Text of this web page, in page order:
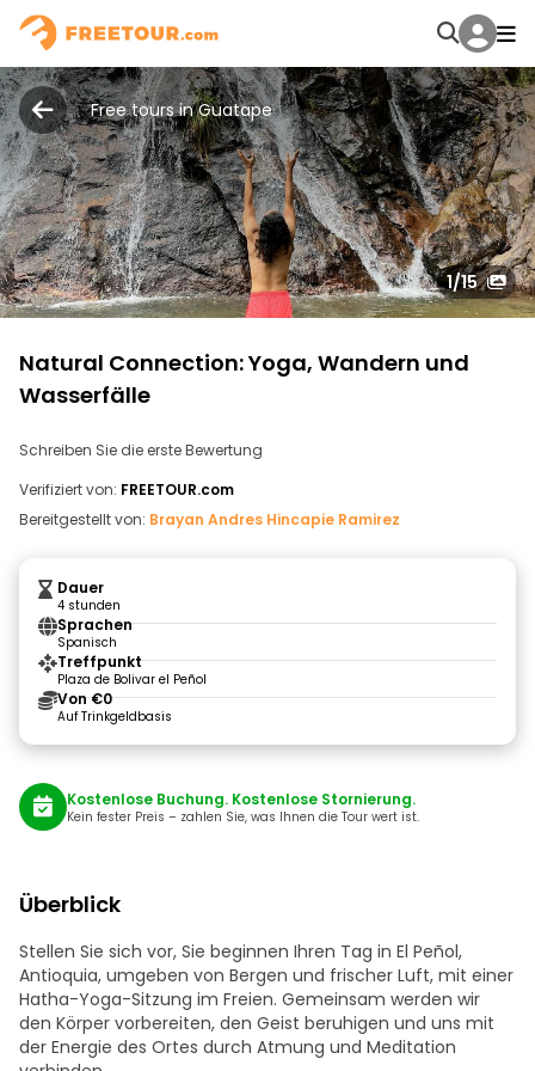
Free tours in Guatape
1/15
Natural Connection: Yoga, Wandern und
Wasserfälle
Schreiben Sie die erste Bewertung
Verifiziert von: FREETOUR.com
Bereitgestellt von: Brayan Andres Hincapie Ramirez
Dauer
4 stunden
Sprachen
Spanisch
Treffpunkt
Plaza de Bolivar el Peñol
Von €0
Auf Trinkgeldbasis
Kostenlose Buchung. Kostenlose Stornierung.
Kein fester Preis – zahlen Sie, was Ihnen die Tour wert ist.
Überblick
Stellen Sie sich vor, Sie beginnen Ihren Tag in El Peñol,
Antioquia, umgeben von Bergen und frischer Luft, mit einer
Hatha-Yoga-Sitzung im Freien. Gemeinsam werden wir
den Körper vorbereiten, den Geist beruhigen und uns mit
der Energie des Ortes durch Atmung und Meditation